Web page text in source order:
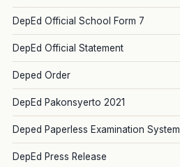
DepEd Official School Form 7
DepEd Official Statement
Deped Order
DepEd Pakonsyerto 2021
Deped Paperless Examination System
DepEd Press Release